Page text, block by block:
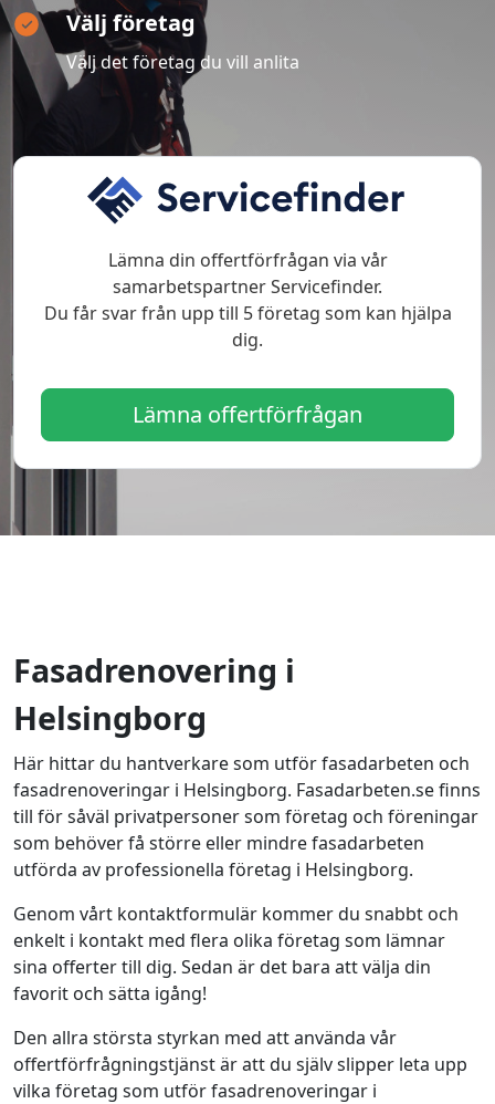
Välj företag
Välj det företag du vill anlita
Lämna din offertförfrågan via vår
samarbetspartner Servicefinder.
Du får svar från upp till 5 företag som kan hjälpa
dig.
Lämna offertförfrågan
Fasadrenovering i
Helsingborg
Här hittar du hantverkare som utför fasadarbeten och
fasadrenoveringar i Helsingborg. Fasadarbeten.se finns
till för såväl privatpersoner som företag och föreningar
som behöver få större eller mindre fasadarbeten
utförda av professionella företag i Helsingborg.
Genom vårt kontaktformulär kommer du snabbt och
enkelt i kontakt med flera olika företag som lämnar
sina offerter till dig. Sedan är det bara att välja din
favorit och sätta igång!
Den allra största styrkan med att använda vår
offertförfrågningstjänst är att du själv slipper leta upp
vilka företag som utför fasadrenoveringar i